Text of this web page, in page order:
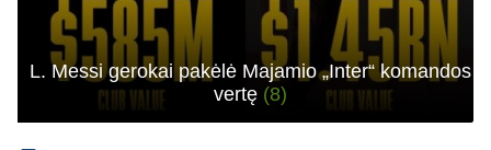
L. Messi gerokai pakėlė Majamio „Inter“ komandos
vertę (8)